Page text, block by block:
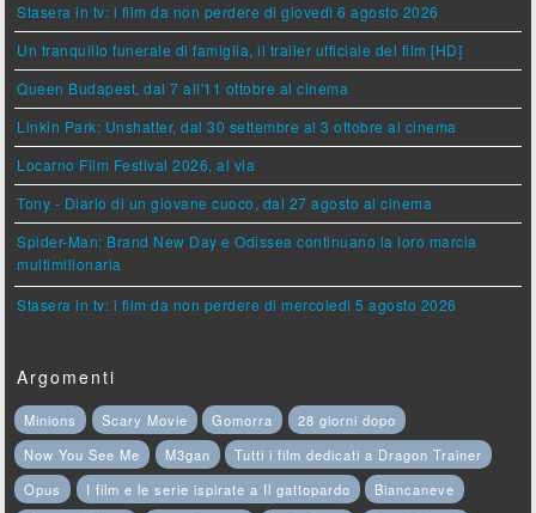
Stasera in tv: i film da non perdere di giovedì 6 agosto 2026
Un tranquillo funerale di famiglia, il trailer ufficiale del film [HD]
Queen Budapest, dal 7 all'11 ottobre al cinema
Linkin Park: Unshatter, dal 30 settembre al 3 ottobre al cinema
Locarno Film Festival 2026, al via
Tony - Diario di un giovane cuoco, dal 27 agosto al cinema
Spider-Man: Brand New Day e Odissea continuano la loro marcia
multimilionaria
Stasera in tv: i film da non perdere di mercoledì 5 agosto 2026
Argomenti
Minions Scary Movie Gomorra
28 giorni dopo
Now You See Me
M3gan
Tutti i film dedicati a Dragon Trainer
Opus
I film e le serie ispirate a Il gattopardo
Biancaneve